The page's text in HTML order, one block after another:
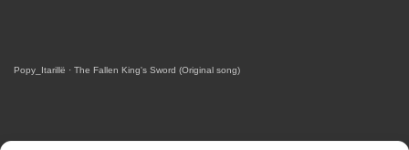
Popy_Itarillë · The Fallen King's Sword (Original song)